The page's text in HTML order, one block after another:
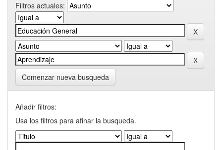
Filtros actuales:
Comenzar nueva busqueda
Añadir filtros:
Usa los filtros para afinar la busqueda.